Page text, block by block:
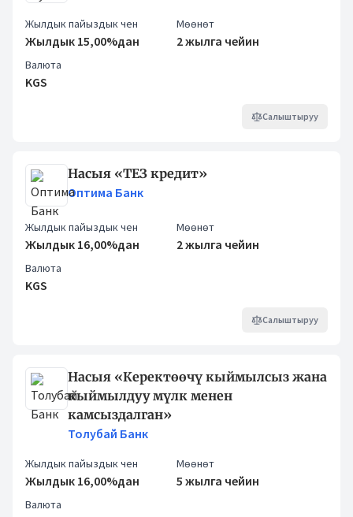
Жылдык пайыздык чен
Жылдык 15,00%дан
Мөөнөт
2 жылга чейин
Валюта
KGS
Салыштыруу
Насыя «ТЕЗ кредит»
Оптима Банк
Жылдык пайыздык чен
Жылдык 16,00%дан
Мөөнөт
2 жылга чейин
Валюта
KGS
Салыштыруу
Насыя «Керектөөчү кыймылсыз жана
кыймылдуу мүлк менен
камсыздалган»
Толубай Банк
Жылдык пайыздык чен
Жылдык 16,00%дан
Мөөнөт
5 жылга чейин
Валюта